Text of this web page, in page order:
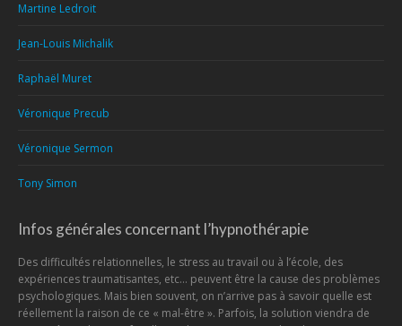
Martine Ledroit
Jean-Louis Michalik
Raphaël Muret
Véronique Precub
Véronique Sermon
Tony Simon
Infos générales concernant l’hypnothérapie
Des difficultés relationnelles, le stress au travail ou à l’école, des
expériences traumatisantes, etc... peuvent être la cause des problèmes
psychologiques. Mais bien souvent, on n’arrive pas à savoir quelle est
réellement la raison de ce « mal-être ». Parfois, la solution viendra de